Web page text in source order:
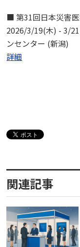
■ 第31回日本災害
2026/3/19(木) - 3/
ンセンター (新潟)
詳細
関連記事